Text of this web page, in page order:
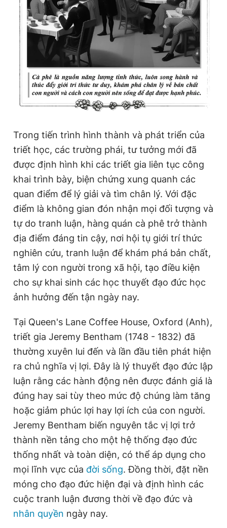
Trong tiến trình hình thành và phát triển của
triết học, các trường phái, tư tưởng mới đã
được định hình khi các triết gia liên tục công
khai trình bày, biện chứng xung quanh các
quan điểm để lý giải và tìm chân lý. Với đặc
điểm là không gian đón nhận mọi đối tượng và
tự do tranh luận, hàng quán cà phê trở thành
địa điểm đáng tin cậy, nơi hội tụ giới trí thức
nghiên cứu, tranh luận để khám phá bản chất,
tâm lý con người trong xã hội, tạo điều kiện
cho sự khai sinh các học thuyết đạo đức học
ảnh hưởng đến tận ngày nay.
Tại Queen's Lane Coffee House, Oxford (Anh),
triết gia Jeremy Bentham (1748 - 1832) đã
thường xuyên lui đến và lần đầu tiên phát hiện
ra chủ nghĩa vị lợi. Đây là lý thuyết đạo đức lập
luận rằng các hành động nên được đánh giá là
đúng hay sai tùy theo mức độ chúng làm tăng
hoặc giảm phúc lợi hay lợi ích của con người.
Jeremy Bentham biến nguyên tắc vị lợi trở
thành nền tảng cho một hệ thống đạo đức
thống nhất và toàn diện, có thể áp dụng cho
mọi lĩnh vực của đời sống. Đồng thời, đặt nền
móng cho đạo đức hiện đại và định hình các
cuộc tranh luận đương thời về đạo đức và
nhân quyền ngày nay.